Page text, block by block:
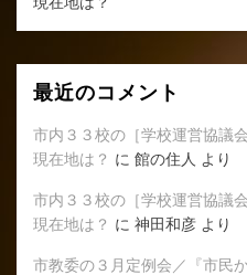
最近のコメント
市内３３校の［学校運営協議
現在地は？ に 館の住人 より
市内３３校の［学校運営協議
現在地は？ に 神田和彦 より
市教委の３月定例会／『市民